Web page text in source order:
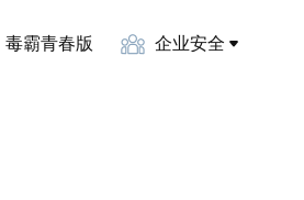
毒霸青春版 企业安全